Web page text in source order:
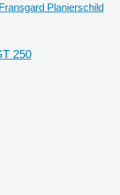
Planierschild
250